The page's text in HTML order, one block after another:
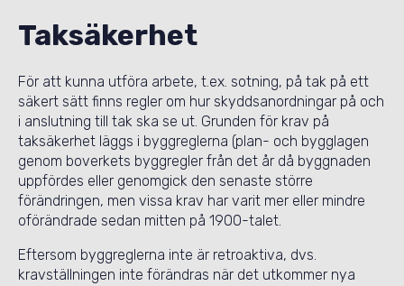
Taksäkerhet
För att kunna utföra arbete, t.ex. sotning, på tak på ett
säkert sätt finns regler om hur skyddsanordningar på och
i anslutning till tak ska se ut. Grunden för krav på
taksäkerhet läggs i byggreglerna (plan- och bygglagen
genom boverkets byggregler från det år då byggnaden
uppfördes eller genomgick den senaste större
förändringen, men vissa krav har varit mer eller mindre
oförändrade sedan mitten på 1900-talet.
Eftersom byggreglerna inte är retroaktiva, dvs.
kravställningen inte förändras när det utkommer nya